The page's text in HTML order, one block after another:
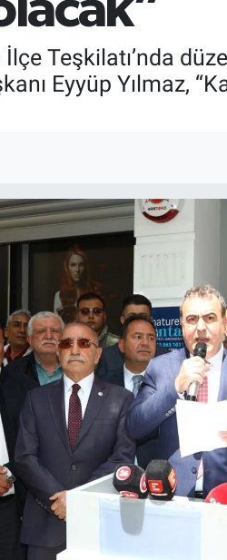
İlçe Teşkilatı’nda
Eyyüp Yılmaz,